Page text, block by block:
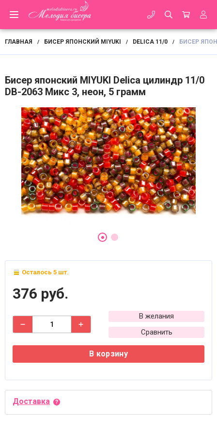
ГЛАВНАЯ / БИСЕР ЯПОНСКИЙ MIYUKI / DELICA 11/0 / БИСЕР
Бисер японский MIYUKI Delica цилиндр 11/0
DB-2063 Микс 3, неон, 5 грамм
Осталось 5 шт.
376 руб.
В желания
Сравнить
В корзину
Доставка